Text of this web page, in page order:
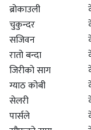
ब्रोकाउली
चुकुन्दर
सजिवन
रातो बन्दा
जिरीको साग
ग्याठ कोबी
सेलरी
पार्सले